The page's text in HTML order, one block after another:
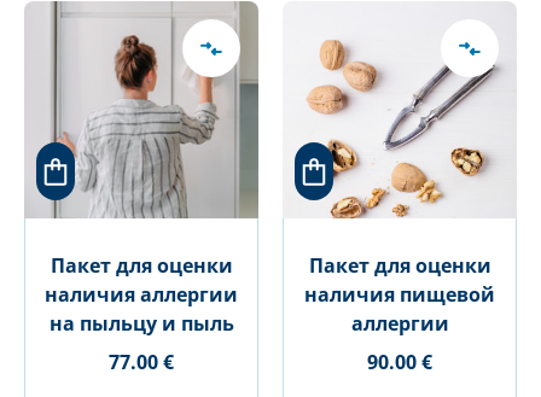
Пакет для оценки
наличия аллергии
на пыльцу и пыль
77.00 €
Пакет для оценки
наличия пищевой
аллергии
90.00 €